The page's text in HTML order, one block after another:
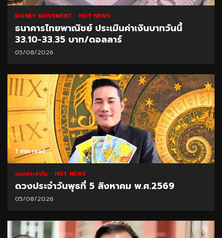
MONEY MOVEMENT HOT NEWS
ธนาคารไทยพาณิชย์ ประเมินค่าเงินบาทวันนี้
33.10-33.35 บาท/ดอลลาร์
05/08/2026
1 min read
ดวงประจำวัน HOT NEWS
ดวงประจำวันพุธที่ 5 สิงหาคม พ.ศ.2569
05/08/2026